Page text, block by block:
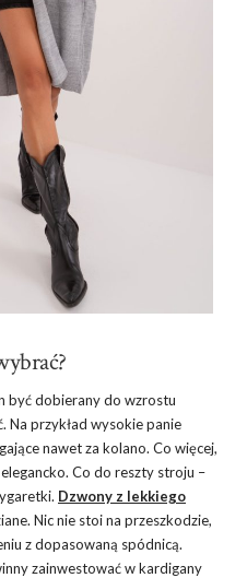
być dobierany do wzrostu
Na przykład wysokie panie
nawet za kolano. Co więcej,
Co do reszty stroju –
Dzwony z lekkiego
Nic nie stoi na przeszkodzie,
z dopasowaną spódnicą.
zainwestować w kardigany